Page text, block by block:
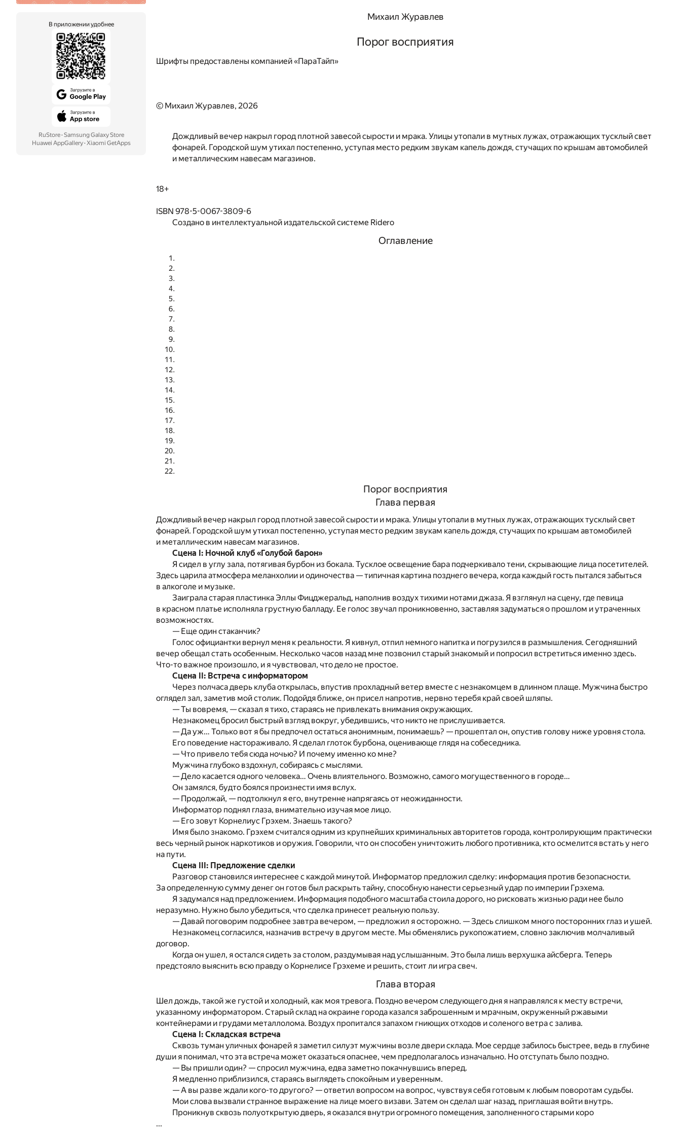
В приложении удобнее
RuStore· Samsung Galaxy Store
Huawei AppGallery· Xiaomi GetApps
Михаил Журавлев
Порог восприятия
Шрифты предоставлены компанией «ПараТайп»
© Михаил Журавлев, 2026
Дождливый вечер накрыл город плотной завесой сырости и мрака. Улицы утопали в мутных лужах, отражающих тусклый свет
фонарей. Городской шум утихал постепенно, уступая место редким звукам капель дождя, стучащих по крышам автомобилей
и металлическим навесам магазинов.
18+
ISBN 978-5-0067-3809-6
Создано в интеллектуальной издательской системе Ridero
Оглавление
Порог восприятия
Глава первая
Дождливый вечер накрыл город плотной завесой сырости и мрака. Улицы утопали в мутных лужах, отражающих тусклый свет
фонарей. Городской шум утихал постепенно, уступая место редким звукам капель дождя, стучащих по крышам автомобилей
и металлическим навесам магазинов.
Сцена I: Ночной клуб «Голубой барон»
Я сидел в углу зала, потягивая бурбон из бокала. Тусклое освещение бара подчеркивало тени, скрывающие лица посетителей.
Здесь царила атмосфера меланхолии и одиночества — типичная картина позднего вечера, когда каждый гость пытался забыться
в алкоголе и музыке.
Заиграла старая пластинка Эллы Фицджеральд, наполнив воздух тихими нотами джаза. Я взглянул на сцену, где певица
в красном платье исполняла грустную балладу. Ее голос звучал проникновенно, заставляя задуматься о прошлом и утраченных
возможностях.
— Еще один стаканчик?
Голос официантки вернул меня к реальности. Я кивнул, отпил немного напитка и погрузился в размышления. Сегодняшний
вечер обещал стать особенным. Несколько часов назад мне позвонил старый знакомый и попросил встретиться именно здесь.
Что-то важное произошло, и я чувствовал, что дело не простое.
Сцена II: Встреча с информатором
Через полчаса дверь клуба открылась, впустив прохладный ветер вместе с незнакомцем в длинном плаще. Мужчина быстро
оглядел зал, заметив мой столик. Подойдя ближе, он присел напротив, нервно теребя край своей шляпы.
— Ты вовремя, — сказал я тихо, стараясь не привлекать внимания окружающих.
Незнакомец бросил быстрый взгляд вокруг, убедившись, что никто не прислушивается.
— Да уж… Только вот я бы предпочел остаться анонимным, понимаешь? — прошептал он, опустив голову ниже уровня стола.
Его поведение настораживало. Я сделал глоток бурбона, оценивающе глядя на собеседника.
— Что привело тебя сюда ночью? И почему именно ко мне?
Мужчина глубоко вздохнул, собираясь с мыслями.
— Дело касается одного человека… Очень влиятельного. Возможно, самого могущественного в городе…
Он замялся, будто боялся произнести имя вслух.
— Продолжай, — подтолкнул я его, внутренне напрягаясь от неожиданности.
Информатор поднял глаза, внимательно изучая мое лицо.
— Его зовут Корнелиус Грэхем. Знаешь такого?
Имя было знакомо. Грэхем считался одним из крупнейших криминальных авторитетов города, контролирующим практически
весь черный рынок наркотиков и оружия. Говорили, что он способен уничтожить любого противника, кто осмелится встать у него
на пути.
Сцена III: Предложение сделки
Разговор становился интереснее с каждой минутой. Информатор предложил сделку: информация против безопасности.
За определенную сумму денег он готов был раскрыть тайну, способную нанести серьезный удар по империи Грэхема.
Я задумался над предложением. Информация подобного масштаба стоила дорого, но рисковать жизнью ради нее было
неразумно. Нужно было убедиться, что сделка принесет реальную пользу.
— Давай поговорим подробнее завтра вечером, — предложил я осторожно. — Здесь слишком много посторонних глаз и ушей.
Незнакомец согласился, назначив встречу в другом месте. Мы обменялись рукопожатием, словно заключив молчаливый
договор.
Когда он ушел, я остался сидеть за столом, раздумывая над услышанным. Это была лишь верхушка айсберга. Теперь
предстояло выяснить всю правду о Корнелисе Грэхеме и решить, стоит ли игра свеч.
Глава вторая
Шел дождь, такой же густой и холодный, как моя тревога. Поздно вечером следующего дня я направлялся к месту встречи,
указанному информатором. Старый склад на окраине города казался заброшенным и мрачным, окруженный ржавыми
контейнерами и грудами металлолома. Воздух пропитался запахом гниющих отходов и соленого ветра с залива.
Сцена I: Складская встреча
Сквозь туман уличных фонарей я заметил силуэт мужчины возле двери склада. Мое сердце забилось быстрее, ведь в глубине
души я понимал, что эта встреча может оказаться опаснее, чем предполагалось изначально. Но отступать было поздно.
— Вы пришли один? — спросил мужчина, едва заметно покачнувшись вперед.
Я медленно приблизился, стараясь выглядеть спокойным и уверенным.
— А вы разве ждали кого-то другого? — ответил вопросом на вопрос, чувствуя себя готовым к любым поворотам судьбы.
Мои слова вызвали странное выражение на лице моего визави. Затем он сделал шаг назад, приглашая войти внутрь.
Проникнув сквозь полуоткрытую дверь, я оказался внутри огромного помещения, заполненного старыми коро
...